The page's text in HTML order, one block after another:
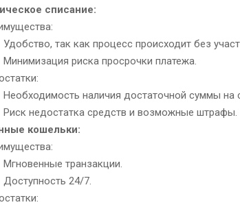
списание:
Удобство, так как процесс происходит без
Минимизация риска просрочки платежа.
Необходимость наличия достаточной суммы на
Риск недостатка средств и возможные штрафы.
кошельки:
Мгновенные транзакции.
Доступность 24/7.